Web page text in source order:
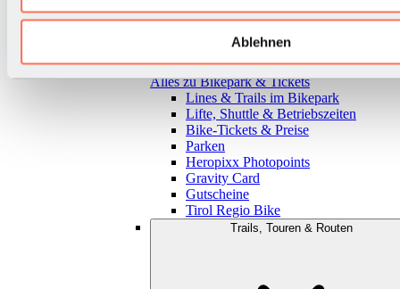
Ablehnen
Zurück
Alles zu Bikepark & Tickets
Lines & Trails im Bikepark
Lifte, Shuttle & Betriebszeiten
Bike-Tickets & Preise
Parken
Heropixx Photopoints
Gravity Card
Gutscheine
Tirol Regio Bike
Trails, Touren & Routen